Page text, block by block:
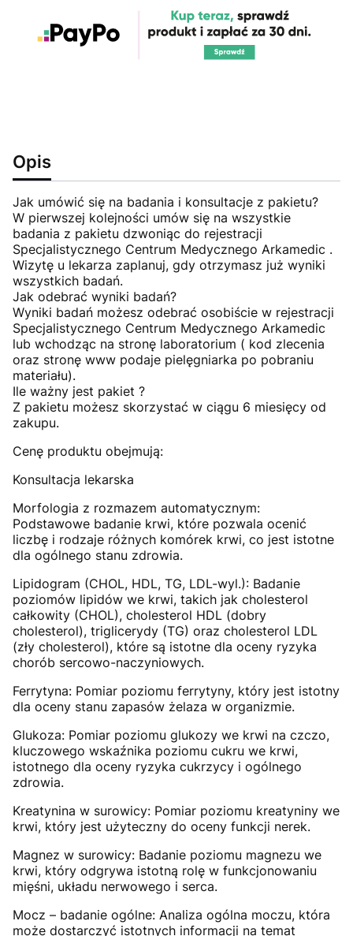
Opis
Jak umówić się na badania i konsultacje z pakietu?
W pierwszej kolejności umów się na wszystkie
badania z pakietu dzwoniąc do rejestracji
Specjalistycznego Centrum Medycznego Arkamedic .
Wizytę u lekarza zaplanuj, gdy otrzymasz już wyniki
wszystkich badań.
Jak odebrać wyniki badań?
Wyniki badań możesz odebrać osobiście w rejestracji
Specjalistycznego Centrum Medycznego Arkamedic
lub wchodząc na stronę laboratorium ( kod zlecenia
oraz stronę www podaje pielęgniarka po pobraniu
materiału).
Ile ważny jest pakiet ?
Z pakietu możesz skorzystać w ciągu 6 miesięcy od
zakupu.
Cenę produktu obejmują:
Konsultacja lekarska
Morfologia z rozmazem automatycznym:
Podstawowe badanie krwi, które pozwala ocenić
liczbę i rodzaje różnych komórek krwi, co jest istotne
dla ogólnego stanu zdrowia.
Lipidogram (CHOL, HDL, TG, LDL-wyl.): Badanie
poziomów lipidów we krwi, takich jak cholesterol
całkowity (CHOL), cholesterol HDL (dobry
cholesterol), triglicerydy (TG) oraz cholesterol LDL
(zły cholesterol), które są istotne dla oceny ryzyka
chorób sercowo-naczyniowych.
Ferrytyna: Pomiar poziomu ferrytyny, który jest istotny
dla oceny stanu zapasów żelaza w organizmie.
Glukoza: Pomiar poziomu glukozy we krwi na czczo,
kluczowego wskaźnika poziomu cukru we krwi,
istotnego dla oceny ryzyka cukrzycy i ogólnego
zdrowia.
Kreatynina w surowicy: Pomiar poziomu kreatyniny we
krwi, który jest użyteczny do oceny funkcji nerek.
Magnez w surowicy: Badanie poziomu magnezu we
krwi, który odgrywa istotną rolę w funkcjonowaniu
mięśni, układu nerwowego i serca.
Mocz – badanie ogólne: Analiza ogólna moczu, która
może dostarczyć istotnych informacji na temat